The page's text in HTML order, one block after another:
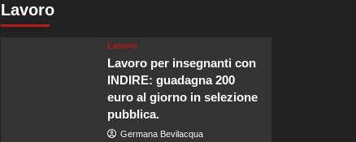
Lavoro
Lavoro
Lavoro per insegnanti con
INDIRE: guadagna 200
euro al giorno in selezione
pubblica.
Germana Bevilacqua